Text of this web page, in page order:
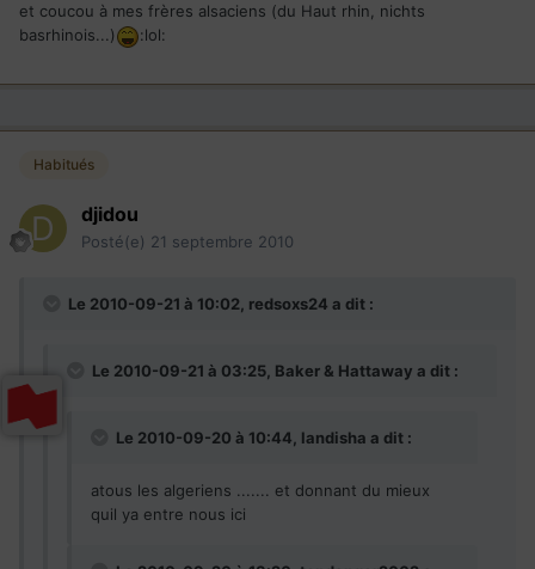
et coucou à mes frères alsaciens (du Haut rhin, nichts
basrhinois...)
:lol:
Habitués
djidou
Posté(e) 21 septembre 2010
Le 2010-09-21 à 10:02, redsoxs24 a dit :
Le 2010-09-21 à 03:25, Baker & Hattaway a dit :
Le 2010-09-20 à 10:44, landisha a dit :
atous les algeriens ....... et donnant du mieux
quil ya entre nous ici